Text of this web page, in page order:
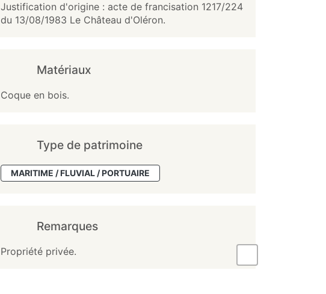
Justification d'origine : acte de francisation 1217/224
du 13/08/1983 Le Château d'Oléron.
Matériaux
Coque en bois.
Type de patrimoine
MARITIME / FLUVIAL / PORTUAIRE
Remarques
Propriété privée.